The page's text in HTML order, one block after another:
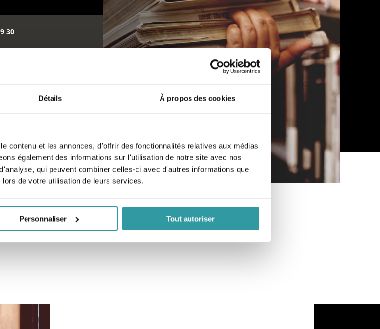
Détails À propos des cookies
contenu et les annonces, d'offrir des fonctionnalités relatives aux médias
également des informations sur l'utilisation de notre site avec nos
qui peuvent combiner celles-ci avec d'autres informations que
de votre utilisation de leurs services.
Personnaliser Tout autoriser
30
de-